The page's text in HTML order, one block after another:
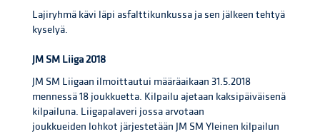
Lajiryhmä kävi läpi asfalttikunkussa ja sen jälkeen tehtyä
kyselyä.
JM SM Liiga 2018
JM SM Liigaan ilmoittautui määräaikaan 31.5.2018
mennessä 18 joukkuetta. Kilpailu ajetaan kaksipäiväisenä
kilpailuna. Liigapalaveri jossa arvotaan
joukkueiden lohkot järjestetään JM SM Yleinen kilpailun